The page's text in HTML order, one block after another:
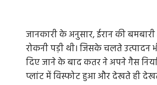
जानकारी के अनुसार, ईरान की
रोकनी पड़ी थी। जिसके चलते उत्पादन
दिए जाने के बाद कतर ने अपने गैस
प्लांट में विस्फोट हुआ और देखते ही